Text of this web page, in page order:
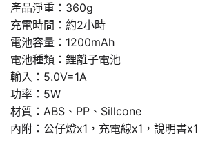
產品淨重：360g
充電時間：約2小時
電池容量：1200mAh
電池種類：鋰離子電池
輸入：5.0V=1A
功率：5W
材質：ABS、PP、Sillcone
內附：公仔燈x1，充電線x1，說明書x1